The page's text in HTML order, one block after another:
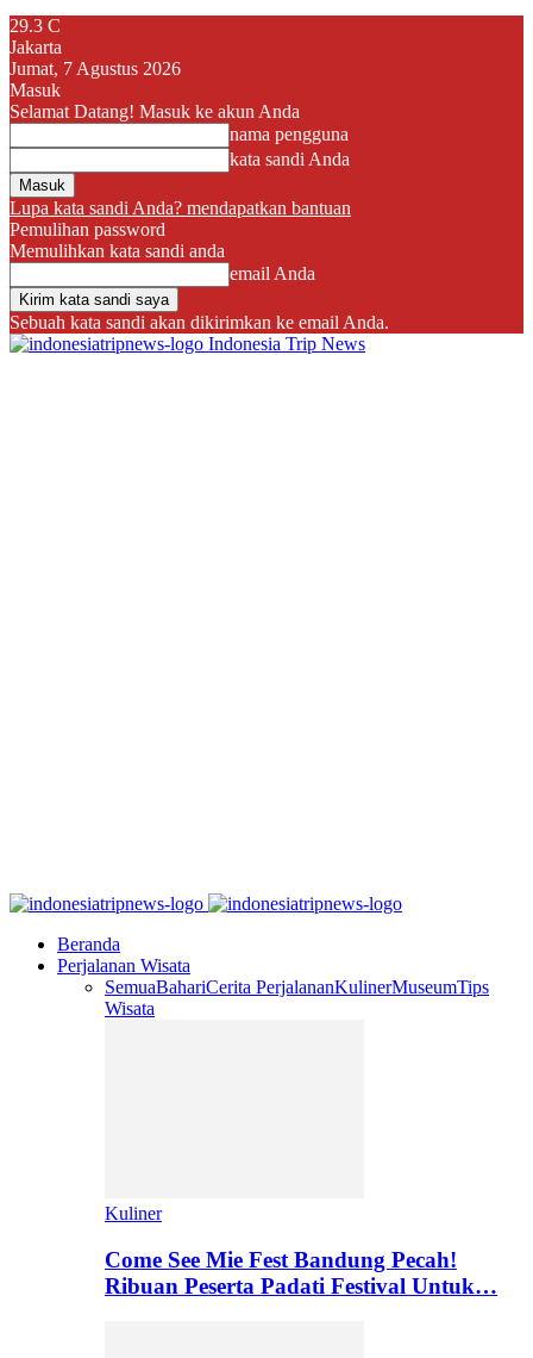
29.3 C
Jakarta
Jumat, 7 Agustus 2026
Masuk
Selamat Datang! Masuk ke akun Anda
nama pengguna
kata sandi Anda
Lupa kata sandi Anda? mendapatkan bantuan
Pemulihan password
Memulihkan kata sandi anda
email Anda
Sebuah kata sandi akan dikirimkan ke email Anda.
Indonesia Trip News
Beranda
Perjalanan Wisata
SemuaBahariCerita PerjalananKulinerMuseumTips
Wisata
Kuliner
Come See Mie Fest Bandung Pecah!
Ribuan Peserta Padati Festival Untuk…